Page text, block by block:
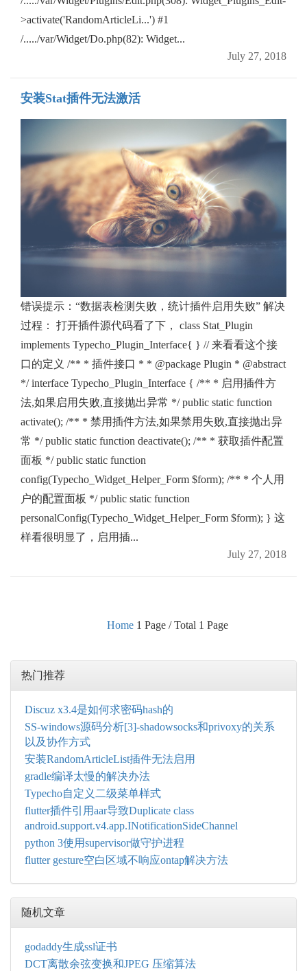
>activate('RandomArticleLi...') #1
/...../var/Widget/Do.php(82): Widget...
July 27, 2018
安装Stat插件无法激活
错误提示：“数据表检测失败，统计插件启用失败” 解决
过程： 打开插件源代码看了下， class Stat_Plugin
implements Typecho_Plugin_Interface{ } // 来看看这个接
口的定义 /** * 插件接口 * * @package Plugin * @abstract
*/ interface Typecho_Plugin_Interface { /** * 启用插件方
法,如果启用失败,直接抛出异常 */ public static function
activate(); /** * 禁用插件方法,如果禁用失败,直接抛出异
常 */ public static function deactivate(); /** * 获取插件配置
面板 */ public static function
config(Typecho_Widget_Helper_Form $form); /** * 个人用
户的配置面板 */ public static function
personalConfig(Typecho_Widget_Helper_Form $form); } 这
样看很明显了，启用插...
July 27, 2018
Home 1 Page / Total 1 Page
热门推荐
Discuz x3.4是如何求密码hash的
SS-windows源码分析[3]-shadowsocks和privoxy的关系
以及协作方式
安装RandomArticleList插件无法启用
gradle编译太慢的解决办法
Typecho自定义二级菜单样式
flutter插件引用aar导致Duplicate class
android.support.v4.app.INotificationSideChannel
python 3使用supervisor做守护进程
flutter gesture空白区域不响应ontap解决方法
随机文章
godaddy生成ssl证书
DCT离散余弦变换和JPEG 压缩算法